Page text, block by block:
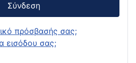
Σύνδεση
πρόσβασής σας;
εισόδου σας;